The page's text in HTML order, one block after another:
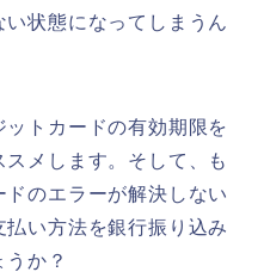
状態になってしまうん
トカードの有効期限を
メします。そして、も
のエラーが解決しない
い方法を銀行振り込み
か？